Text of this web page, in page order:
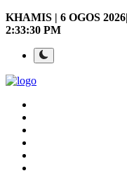
KHAMIS | 6 OGOS 2026|
2:33:31 PM